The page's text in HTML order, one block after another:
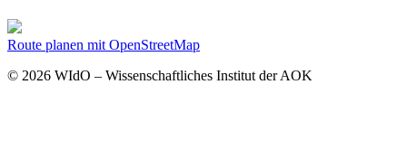
Route planen mit OpenStreetMap
© 2026 WIdO – Wissenschaftliches Institut der AOK